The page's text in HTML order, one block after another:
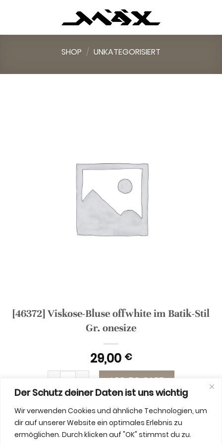
Der Schutz deiner Daten ist uns wichtig
Wir verwenden Cookies und ähnliche Technologien, um
dir auf unserer Website ein optimales Erlebnis zu
ermöglichen. Durch klicken auf "OK" stimmst du zu.
SHOP / UNKATEGORISIERT
[46372] Viskose-Bluse offwhite im Batik-Stil
Gr. onesize
29,00 €
[46372] Viskose-Bluse offwhite im Batik-Stil Gr.
ADD TO CART